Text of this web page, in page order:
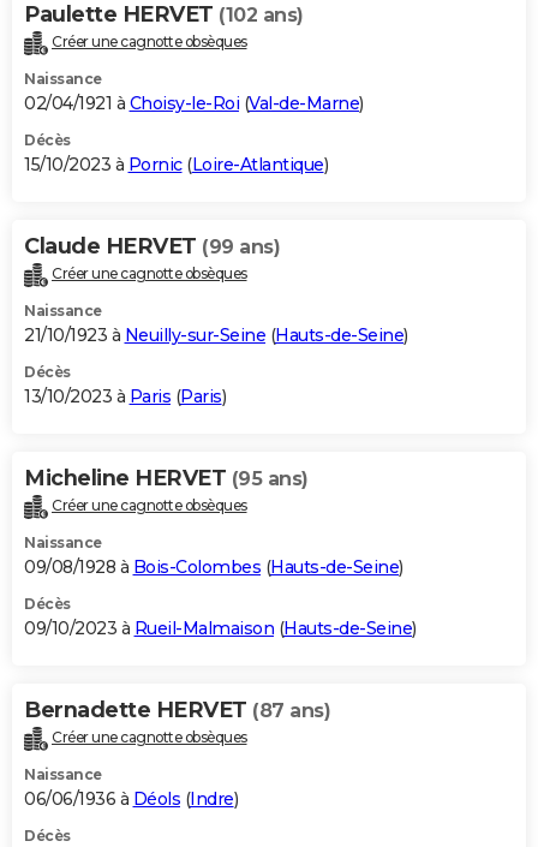
Paulette HERVET (102 ans)
Créer une cagnotte obsèques
Naissance
02/04/1921 à Choisy-le-Roi (Val-de-Marne)
Décès
15/10/2023 à Pornic(Loire-Atlantique)
Claude HERVET (99 ans)
Créer une cagnotte obsèques
Naissance
21/10/1923 à Neuilly-sur-Seine (Hauts-de-Seine)
Décès
13/10/2023 à Paris (Paris)
Micheline HERVET (95 ans)
Créer une cagnotte obsèques
Naissance
09/08/1928 à Bois-Colombes (Hauts-de-Seine)
Décès
09/10/2023 à Rueil-Malmaison (Hauts-de-Seine)
Bernadette HERVET (87 ans)
Créer une cagnotte obsèques
Naissance
06/06/1936 à Déols (Indre)
Décès